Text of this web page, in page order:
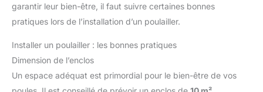
garantir leur bien-être, il faut suivre certaines bonnes
pratiques lors de l’installation d’un poulailler.
Installer un poulailler : les bonnes pratiques
Dimension de l’enclos
Un espace adéquat est primordial pour le bien-être de vos